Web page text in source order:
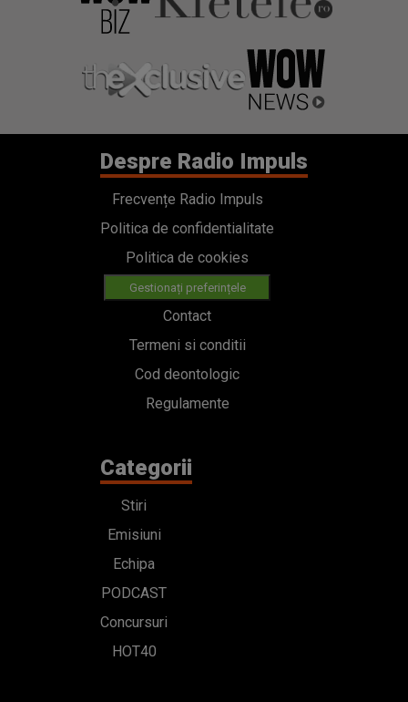
Despre Radio Impuls
Frecvențe Radio Impuls
Politica de confidentialitate
Politica de cookies
Gestionați preferințele
Contact
Termeni si conditii
Cod deontologic
Regulamente
Categorii
Stiri
Emisiuni
Echipa
PODCAST
Concursuri
HOT40